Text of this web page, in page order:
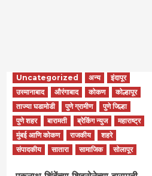
Uncategorized अन्य
इंदापूर
उस्मानाबाद
औरंगाबाद कोकण
कोल्हापूर
ताज्या घडामोडी
पुणे ग्रामीण
पुणे जिल्हा
पुणे शहर
बारामती ब्रेकिंग न्युज
महाराष्ट्र
मुंबई आणि कोकण
राजकीय
शहरे
संपादकीय
सातारा सामाजिक सोलापूर